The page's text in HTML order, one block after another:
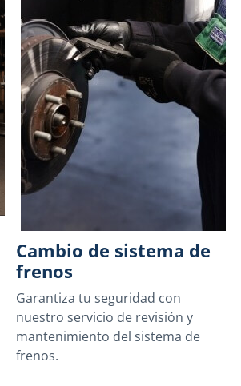
Cambio de sistema de
frenos
Garantiza tu seguridad con
nuestro servicio de revisión y
mantenimiento del sistema de
frenos.